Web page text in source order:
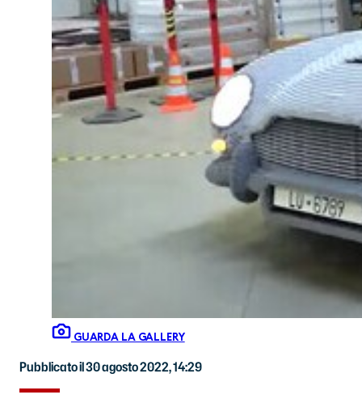
GUARDA LA GALLERY
Pubblicato il 30 agosto 2022, 14:29